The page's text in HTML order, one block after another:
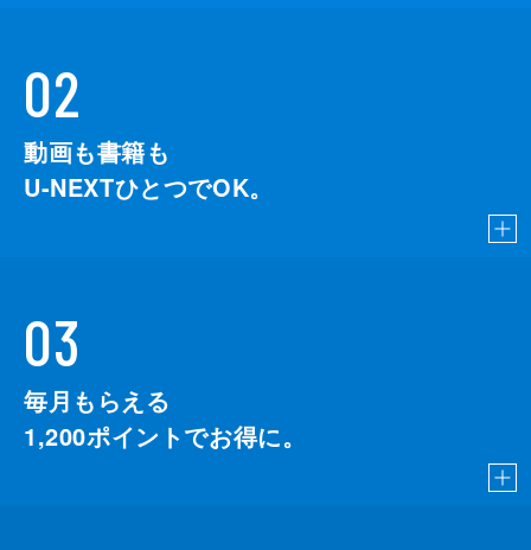
02
動画も書籍も
U-NEXTひとつでOK。
03
毎月もらえる
1,200ポイントでお得に。